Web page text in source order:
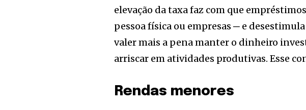
elevação da taxa faz com que
pessoa física ou empresas ─ e
valer mais a pena manter o dinheiro
arriscar em atividades produtivas. Esse
Rendas menores